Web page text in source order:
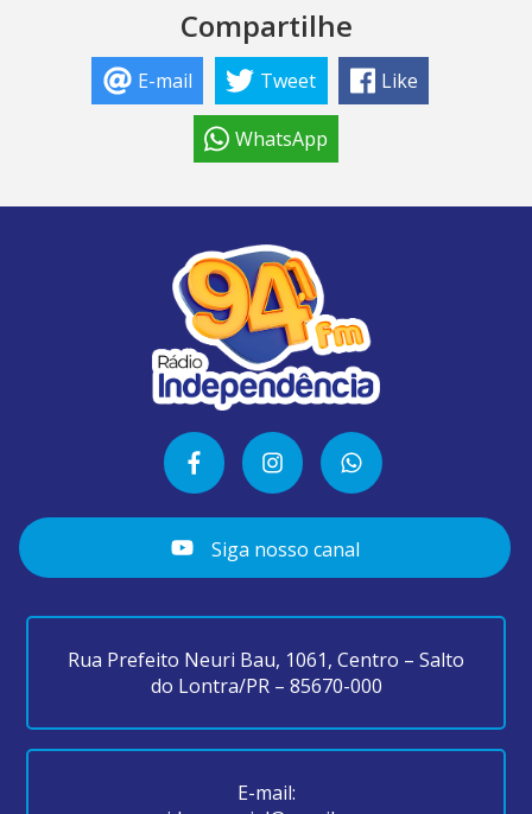
Compartilhe
E-mail Tweet Like
WhatsApp
Siga nosso canal
Rua Prefeito Neuri Bau, 1061, Centro – Salto
do Lontra/PR – 85670-000
E-mail: